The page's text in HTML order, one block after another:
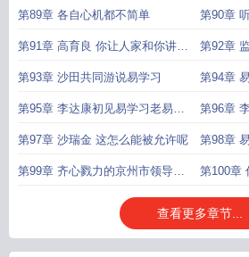
集团 主谋威胁
第89章 各自心机都不简单 第90章
其事
第91章 高育良 你让人家和你讲道
理这本身就是不讲道理
第92章
习
第93章 沙田共同游说易学习 第94章
谁来监督
第95章 李达康初见易学习老易这
人好像还不错
第96章
离
第97章 沙瑞金 这怎么能被允许呢 第98章
第99章 齐心戮力的京州市领导班 第100章
放厅里不
查看更多章节...